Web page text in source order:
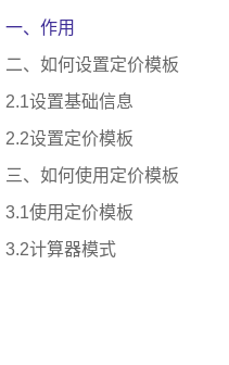
一、作用
二、如何设置定价模板
2.1设置基础信息
2.2设置定价模板
三、如何使用定价模板
3.1使用定价模板
3.2计算器模式